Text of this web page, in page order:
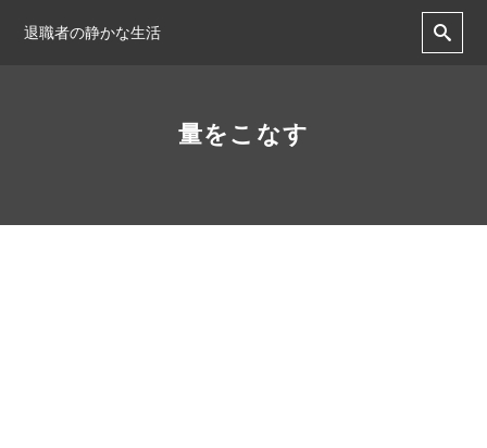
退職者の静かな生活
量をこなす